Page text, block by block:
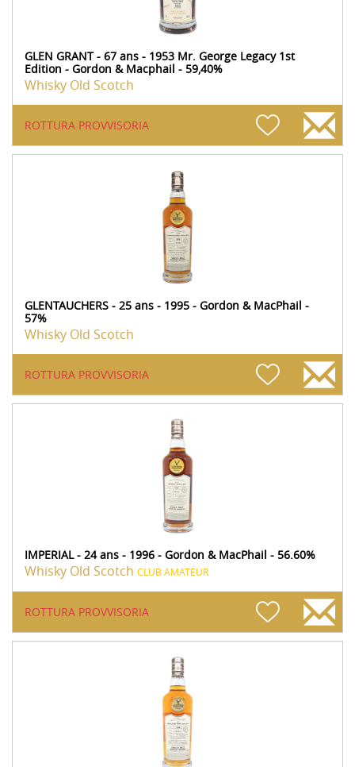
GLEN GRANT - 67 ans - 1953 Mr. George Legacy 1st
Edition - Gordon & Macphail - 59,40%
Whisky Old Scotch
ROTTURA PROVVISORIA
GLENTAUCHERS - 25 ans - 1995 - Gordon & MacPhail -
57%
Whisky Old Scotch
ROTTURA PROVVISORIA
IMPERIAL - 24 ans - 1996 - Gordon & MacPhail - 56.60%
Whisky Old Scotch CLUB AMATEUR
ROTTURA PROVVISORIA